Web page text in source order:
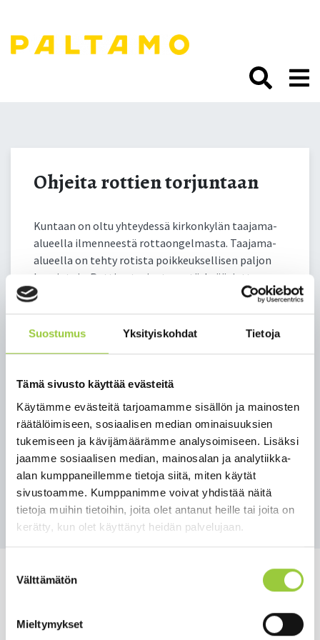
Suostumus Yksityiskohdat Tietoja
Tämä sivusto käyttää evästeitä
Käytämme evästeitä tarjoamamme sisällön ja mainosten
räätälöimiseen, sosiaalisen median ominaisuuksien
tukemiseen ja kävijämäärämme analysoimiseen. Lisäksi
jaamme sosiaalisen median, mainosalan ja analytiikka-
alan kumppaneillemme tietoja siitä, miten käytät
sivustoamme. Kumppanimme voivat yhdistää näitä
tietoja muihin tietoihin, joita olet antanut heille tai joita on
kerätty, kun olet käyttänyt heidän palvelujaan.
valinta
Välttämätön
Mieltymykset
Ohjeita rottien
torjuntaan
Ohjeita rottien torjuntaan
Kuntaan on oltu yhteydessä kirkonkylän taajama-
alueella ilmenneestä rottaongelmasta. Taajama-
alueella on tehty rotista poikkeuksellisen paljon
havaintoja. Rottien torjunta on tärkeää, jotta
vältytään lukuisilta vakavilta seurauksilta, joita
niiden tiedetään aiheuttavan. Ohjeita rottien
torjunnasta löytyy esim. Turvallisuus- ja
Lisätietoja
tekninen johtaja Mikko Karjalainen
044 288 5500
mikko.karjalainen@paltamo.fi
Takaisin uutisiin
Salmelankuja 1, 88300 Paltamo